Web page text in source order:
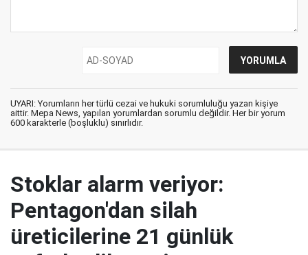
UYARI: Yorumların her türlü cezai ve hukuki sorumluluğu yazan kişiye
aittir. Mepa News, yapılan yorumlardan sorumlu değildir. Her bir yorum
600 karakterle (boşluklu) sınırlıdır.
Stoklar alarm veriyor:
Pentagon'dan silah
üreticilerine 21 günlük